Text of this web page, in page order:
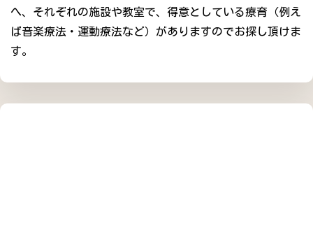
へ、それぞれの施設や教室で、得意としている療育（例え
ば音楽療法・運動療法など）がありますのでお探し頂けま
す。